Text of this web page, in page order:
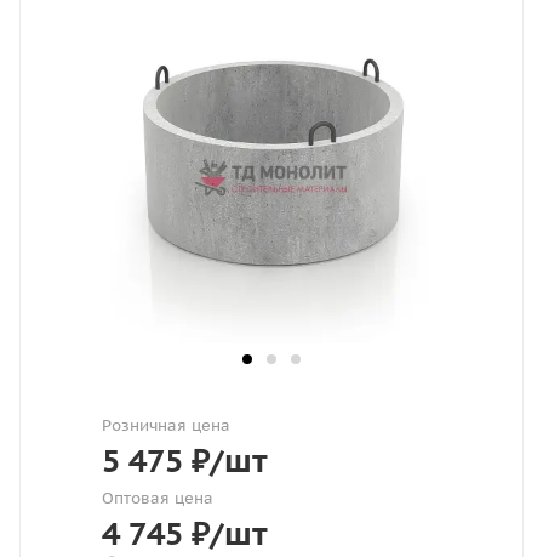
Розничная цена
5 475 ₽/шт
Оптовая цена
4 745 ₽/шт